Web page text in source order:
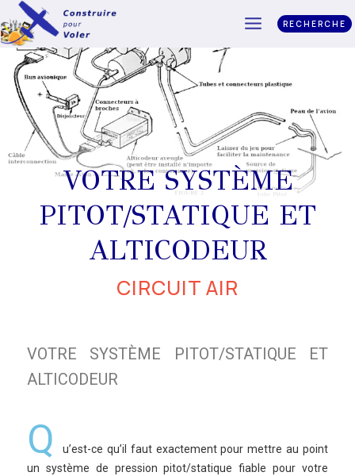
RECHERCHE
VOTRE SYSTÈME
PITOT/STATIQUE ET
ALTICODEUR
CIRCUIT AIR
VOTRE SYSTÈME PITOT/STATIQUE ET
ALTICODEUR
Q
u’est-ce qu’il faut exactement pour mettre au point
un système de pression pitot/statique fiable pour votre